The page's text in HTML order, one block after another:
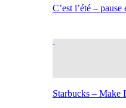
C’est l’été –
Starbucks – Make